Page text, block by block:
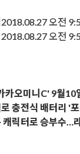
오전
오전
카오미니C' 9월10
충전식 배터리 '
캐릭터로 승부수…